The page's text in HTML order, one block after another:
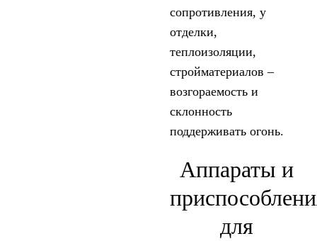
сопротивления, у
отделки,
теплоизоляции,
стройматериалов –
возгораемость и
склонность
поддерживать огонь.
Аппараты и
для